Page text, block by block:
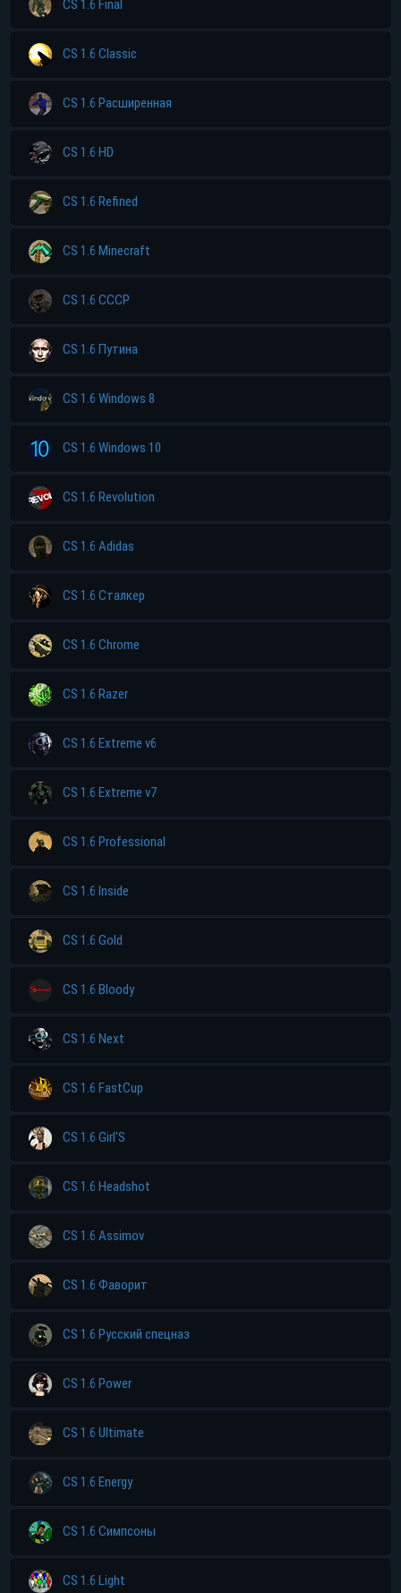
CS 1.6 Final
CS 1.6 Classic
CS 1.6 Расширенная
CS 1.6 HD
CS 1.6 Refined
CS 1.6 Minecraft
CS 1.6 CCCP
CS 1.6 Путина
CS 1.6 Windows 8
CS 1.6 Windows 10
CS 1.6 Revolution
CS 1.6 Adidas
CS 1.6 Сталкер
CS 1.6 Chrome
CS 1.6 Razer
CS 1.6 Extreme v6
CS 1.6 Extreme v7
CS 1.6 Professional
CS 1.6 Inside
CS 1.6 Gold
CS 1.6 Bloody
CS 1.6 Next
CS 1.6 FastCup
CS 1.6 Girl'S
CS 1.6 Headshot
CS 1.6 Assimov
CS 1.6 Фаворит
CS 1.6 Русский спецназ
CS 1.6 Power
CS 1.6 Ultimate
CS 1.6 Energy
CS 1.6 Симпсоны
CS 1.6 Light